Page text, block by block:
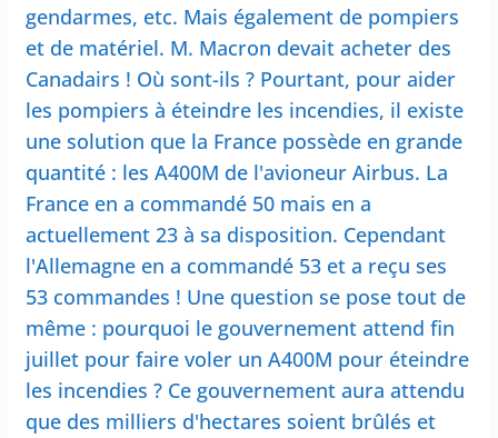
gendarmes, etc. Mais également de pompiers
et de matériel. M. Macron devait acheter des
Canadairs ! Où sont-ils ? Pourtant, pour aider
les pompiers à éteindre les incendies, il existe
une solution que la France possède en grande
quantité : les A400M de l'avioneur Airbus. La
France en a commandé 50 mais en a
actuellement 23 à sa disposition. Cependant
l'Allemagne en a commandé 53 et a reçu ses
53 commandes ! Une question se pose tout de
même : pourquoi le gouvernement attend fin
juillet pour faire voler un A400M pour éteindre
les incendies ? Ce gouvernement aura attendu
que des milliers d'hectares soient brûlés et